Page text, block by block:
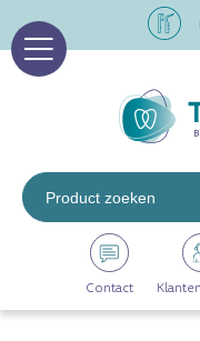
Op
Contact